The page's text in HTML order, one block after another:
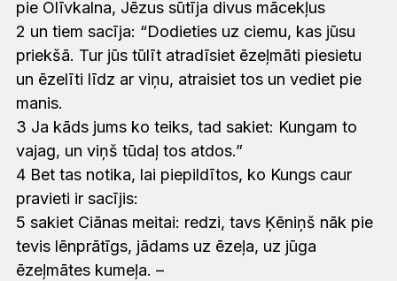
pie Olīvkalna, Jēzus sūtīja divus mācekļus
2 un tiem sacīja: “Dodieties uz ciemu, kas jūsu
priekšā. Tur jūs tūlīt atradīsiet ēzeļmāti piesietu
un ēzelīti līdz ar viņu, atraisiet tos un vediet pie
manis.
3 Ja kāds jums ko teiks, tad sakiet: Kungam to
vajag, un viņš tūdaļ tos atdos.”
4 Bet tas notika, lai piepildītos, ko Kungs caur
pravieti ir sacījis:
5 sakiet Ciānas meitai: redzi, tavs Ķēniņš nāk pie
tevis lēnprātīgs, jādams uz ēzeļa, uz jūga
ēzeļmātes kumeļa. –